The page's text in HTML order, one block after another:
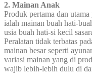
2. Mainan Anak
Produk pertama dan
ialah mainan buah hati-
usia buah hati-si kecil
Peralatan tidak terbatas
mainan besar seperti
variasi mainan yang di
wajib lebih-lebih dulu di